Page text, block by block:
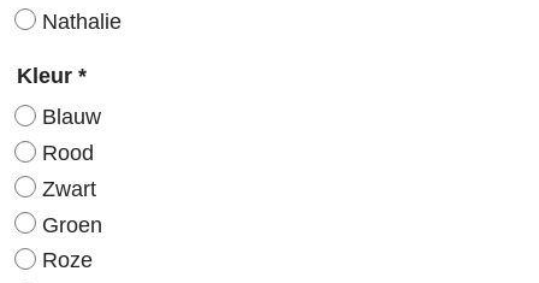
Nathalie
Kleur *
Blauw
Rood
Zwart
Groen
Roze